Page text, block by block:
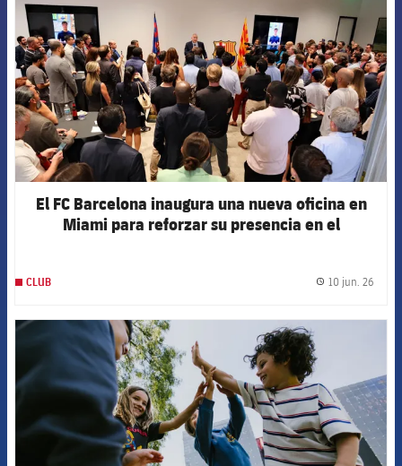
El FC Barcelona inaugura una nueva oficina en
Miami para reforzar su presencia en el
CLUB 10 jun. 26
FCB Barcelona badge